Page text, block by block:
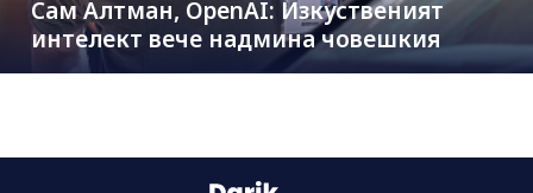
Сам Алтман, OpenAI: Изкуственият
интелект вече надмина човешкия